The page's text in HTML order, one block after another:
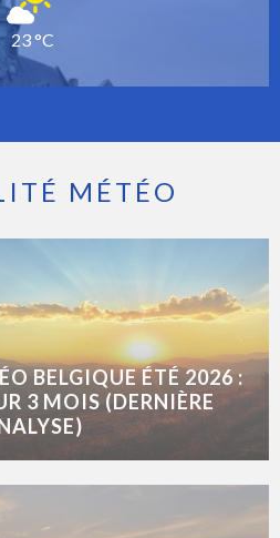
23 °C
MÉTÉO
BELGIQUE ÉTÉ 2026 :
3 MOIS (DERNIÈRE